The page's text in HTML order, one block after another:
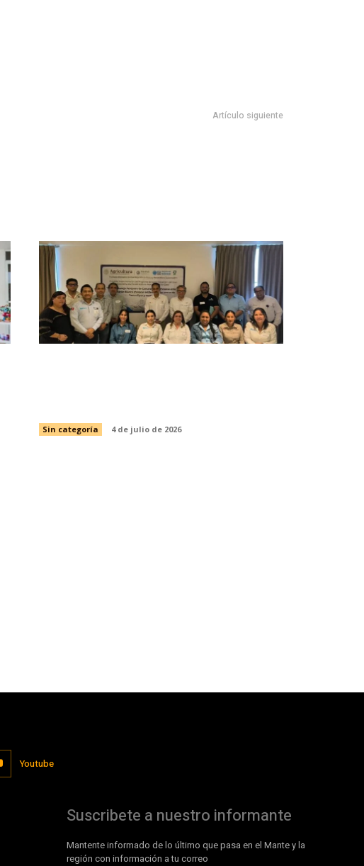
Artículo siguiente
Sin categoría 4 de julio de 2026
Youtube
Suscribete a nuestro informante
Mantente informado de lo último que pasa en el Mante y la
región con información a tu correo